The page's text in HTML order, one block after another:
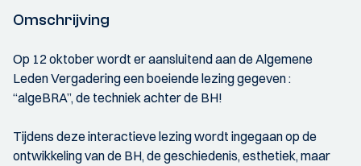
Omschrijving
Op 12 oktober wordt er aansluitend aan de Algemene
Leden Vergadering een boeiende lezing gegeven :
“algeBRA”, de techniek achter de BH!
Tijdens deze interactieve lezing wordt ingegaan op de
ontwikkeling van de BH, de geschiedenis, esthetiek, maar